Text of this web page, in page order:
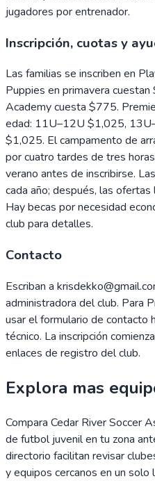
jugadores por entrenador.
Inscripción, cuotas y
Las familias se inscriben en
Puppies en primavera
Academy cuesta $775.
edad: 11U–12U $1,025,
$1,025. El campamento de
por cuatro tardes de tres
verano antes de inscribirse.
cada año; después, las
Hay becas por necesidad
club para detalles.
Contacto
Escriban a
administradora del club. Para
usar el formulario de contacto
técnico. La inscripción
enlaces de registro del club.
Explora mas
Compara Cedar River Soccer
de futbol juvenil en tu zona
directorio facilitan revisar
y equipos cercanos en un solo